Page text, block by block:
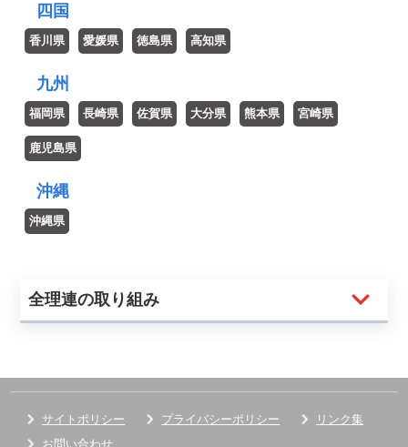
四国
九州
沖縄
全理連の取り組み
サイトポリシー プライバシーポリシー
リンク集
お問い合わせ